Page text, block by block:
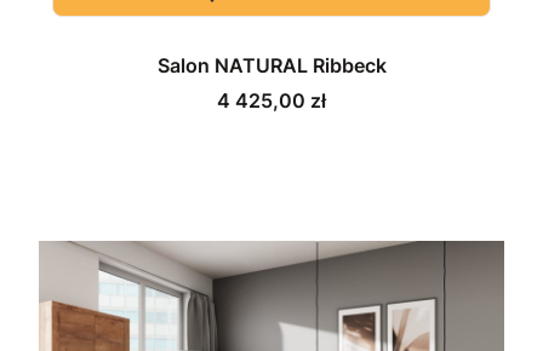
Salon NATURAL Ribbeck
Cena
4 425,00 zł